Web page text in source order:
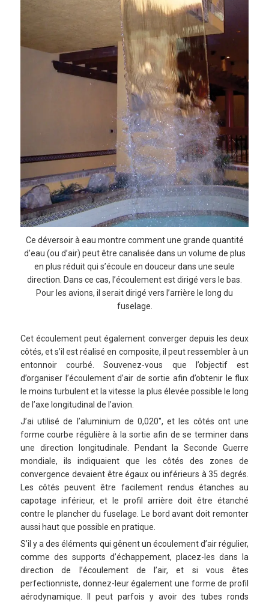
Ce déversoir à eau montre comment une grande quantité
d’eau (ou d’air) peut être canalisée dans un volume de plus
en plus réduit qui s’écoule en douceur dans une seule
direction. Dans ce cas, l’écoulement est dirigé vers le bas.
Pour les avions, il serait dirigé vers l’arrière le long du
fuselage.
Cet écoulement peut également converger depuis les deux
côtés, et s’il est réalisé en composite, il peut ressembler à un
entonnoir courbé. Souvenez-vous que l’objectif est
d’organiser l’écoulement d’air de sortie afin d’obtenir le flux
le moins turbulent et la vitesse la plus élevée possible le long
de l’axe longitudinal de l’avion.
J’ai utilisé de l’aluminium de 0,020″, et les côtés ont une
forme courbe régulière à la sortie afin de se terminer dans
une direction longitudinale. Pendant la Seconde Guerre
mondiale, ils indiquaient que les côtés des zones de
convergence devaient être égaux ou inférieurs à 35 degrés.
Les côtés peuvent être facilement rendus étanches au
capotage inférieur, et le profil arrière doit être étanché
contre le plancher du fuselage. Le bord avant doit remonter
aussi haut que possible en pratique.
S’il y a des éléments qui gênent un écoulement d’air régulier,
comme des supports d’échappement, placez-les dans la
direction de l’écoulement de l’air, et si vous êtes
perfectionniste, donnez-leur également une forme de profil
aérodynamique. Il peut parfois y avoir des tubes ronds